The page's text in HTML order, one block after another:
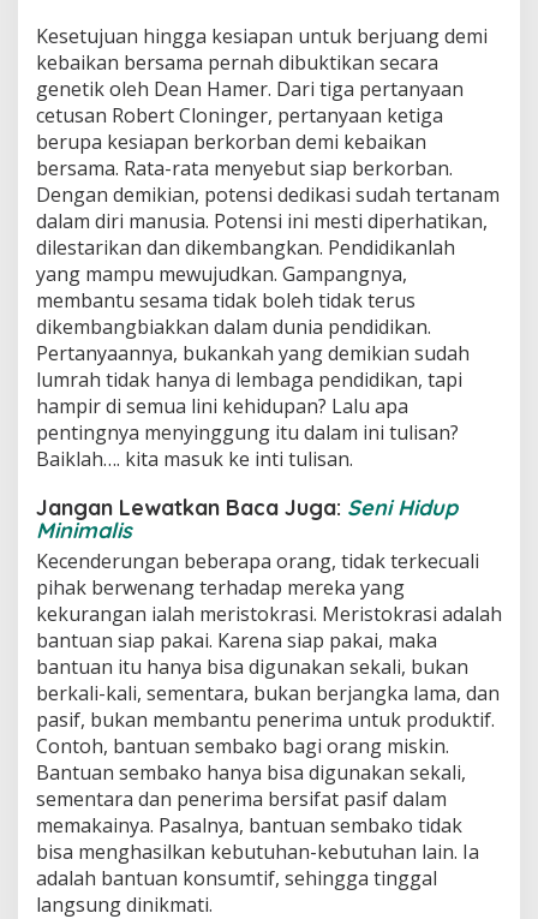
Kesetujuan hingga kesiapan untuk berjuang demi
kebaikan bersama pernah dibuktikan secara
genetik oleh Dean Hamer. Dari tiga pertanyaan
cetusan Robert Cloninger, pertanyaan ketiga
berupa kesiapan berkorban demi kebaikan
bersama. Rata-rata menyebut siap berkorban.
Dengan demikian, potensi dedikasi sudah tertanam
dalam diri manusia. Potensi ini mesti diperhatikan,
dilestarikan dan dikembangkan. Pendidikanlah
yang mampu mewujudkan. Gampangnya,
membantu sesama tidak boleh tidak terus
dikembangbiakkan dalam dunia pendidikan.
Pertanyaannya, bukankah yang demikian sudah
lumrah tidak hanya di lembaga pendidikan, tapi
hampir di semua lini kehidupan? Lalu apa
pentingnya menyinggung itu dalam ini tulisan?
Baiklah…. kita masuk ke inti tulisan.
Jangan Lewatkan Baca Juga: Seni Hidup
Minimalis
Kecenderungan beberapa orang, tidak terkecuali
pihak berwenang terhadap mereka yang
kekurangan ialah meristokrasi. Meristokrasi adalah
bantuan siap pakai. Karena siap pakai, maka
bantuan itu hanya bisa digunakan sekali, bukan
berkali-kali, sementara, bukan berjangka lama, dan
pasif, bukan membantu penerima untuk produktif.
Contoh, bantuan sembako bagi orang miskin.
Bantuan sembako hanya bisa digunakan sekali,
sementara dan penerima bersifat pasif dalam
memakainya. Pasalnya, bantuan sembako tidak
bisa menghasilkan kebutuhan-kebutuhan lain. Ia
adalah bantuan konsumtif, sehingga tinggal
langsung dinikmati.